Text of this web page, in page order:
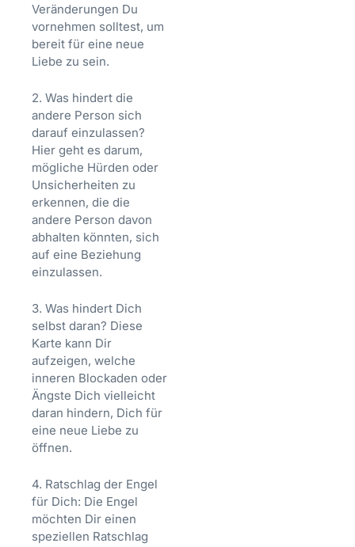
Veränderungen Du
vornehmen solltest, um
bereit für eine neue
Liebe zu sein.
2. Was hindert die
andere Person sich
darauf einzulassen?
Hier geht es darum,
mögliche Hürden oder
Unsicherheiten zu
erkennen, die die
andere Person davon
abhalten könnten, sich
auf eine Beziehung
einzulassen.
3. Was hindert Dich
selbst daran? Diese
Karte kann Dir
aufzeigen, welche
inneren Blockaden oder
Ängste Dich vielleicht
daran hindern, Dich für
eine neue Liebe zu
öffnen.
4. Ratschlag der Engel
für Dich: Die Engel
möchten Dir einen
speziellen Ratschlag